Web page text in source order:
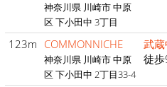
神奈川県 川崎市 中原
区 下小田中 3丁目
123m COMMONNICHE
神奈川県 川崎市 中原
区 下小田中 2丁目33-4
武
徒